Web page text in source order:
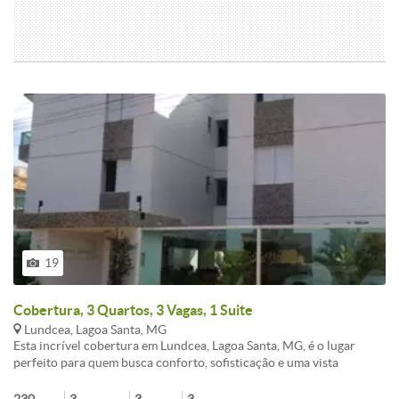
que complementam a segurança, além de IPTU e condomínio com
valores competitivos para a região. Agende sua visita e sinta na
prática a sensação de viver em um cenário preparado para
transformar seu estilo de vida.<br /><br /> - Características: Portão
Bares e Restaurantes, Farmácia, Escola, Supermercado,
19
Cobertura, 3 Quartos, 3 Vagas, 1 Suite
Lundcea, Lagoa Santa, MG
Esta incrível cobertura em Lundcea, Lagoa Santa, MG, é o lugar
perfeito para quem busca conforto, sofisticação e uma vista